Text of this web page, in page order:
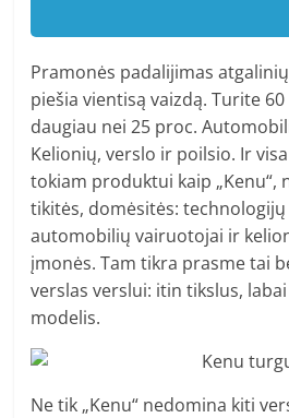
Pramonės padalijimas
piešia vientisą vaizdą. Turite
daugiau nei 25 proc.
Kelionių, verslo ir poilsio. Ir
tokiam produktui kaip „Kenu“,
tikitės, domėsitės:
automobilių vairuotojai ir
įmonės. Tam tikra prasme tai
verslas verslui: itin tikslus,
modelis.
Ne tik „Kenu“ nedomina kiti